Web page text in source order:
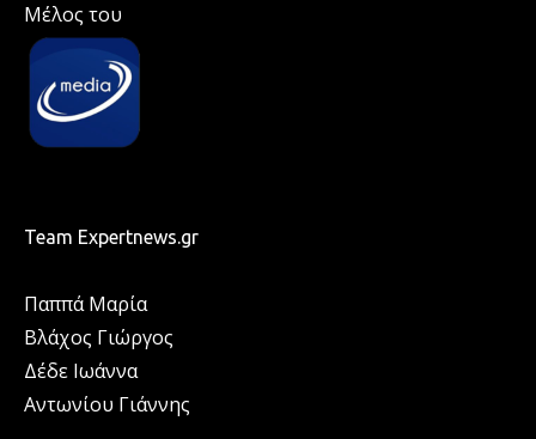
Μέλος του
Team Expertnews.gr
Παππά Μαρία
Βλάχος Γιώργος
Δέδε Ιωάννα
Αντωνίου Γιάννης